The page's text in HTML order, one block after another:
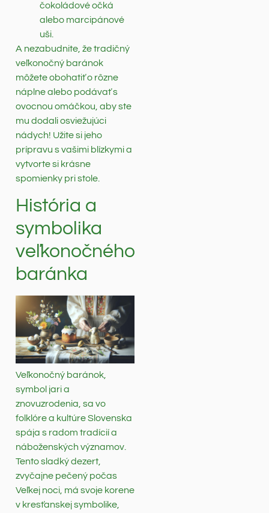
čokoládové očká
alebo marcipánové
uši.
A nezabudnite, že tradičný
veľkonočný baránok
môžete obohatiť o rôzne
náplne alebo podávať s
ovocnou omáčkou, aby ste
mu dodali osviežujúci
nádych! Užite si jeho
prípravu s vašimi blízkymi a
vytvorte si krásne
spomienky pri stole.
História a
symbolika
veľkonočného
baránka
Veľkonočný baránok,
symbol jari a
znovuzrodenia, sa vo
folklóre a kultúre Slovenska
spája s radom tradícií a
náboženských významov.
Tento sladký dezert,
zvyčajne pečený počas
Veľkej noci, má svoje korene
v kresťanskej symbolike,